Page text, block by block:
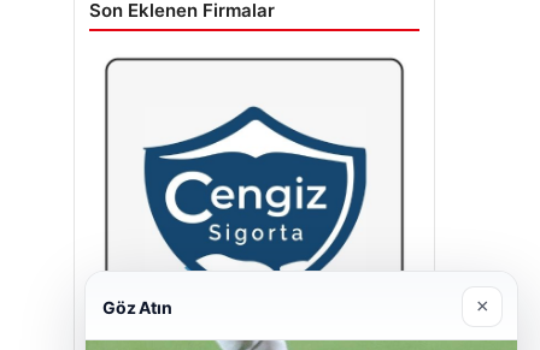
Son Eklenen Firmalar
Göz Atın ×